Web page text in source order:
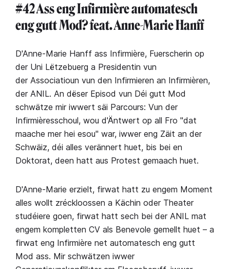
#42 Ass eng Infirmière automatesch
eng gutt Mod? feat. Anne-Marie Hanff
D'Anne-Marie Hanff ass Infirmière, Fuerscherin op
der Uni Lëtzebuerg a Presidentin vun
der Associatioun vun den Infirmieren an Infirmièren,
der ANIL. An dëser Episod vun Déi gutt Mod
schwätze mir iwwert säi Parcours: Vun der
Infirmièresschoul, wou d'Äntwert op all Fro "dat
maache mer hei esou" war, iwwer eng Zäit an der
Schwäiz, déi alles verännert huet, bis bei en
Doktorat, deen hatt aus Protest gemaach huet.
D'Anne-Marie erzielt, firwat hatt zu engem Moment
alles wollt zréckloossen a Kächin oder Theater
studéiere goen, firwat hatt sech bei der ANIL mat
engem kompletten CV als Benevole gemellt huet – a
firwat eng Infirmière net automatesch eng gutt
Mod ass. Mir schwätzen iwwer